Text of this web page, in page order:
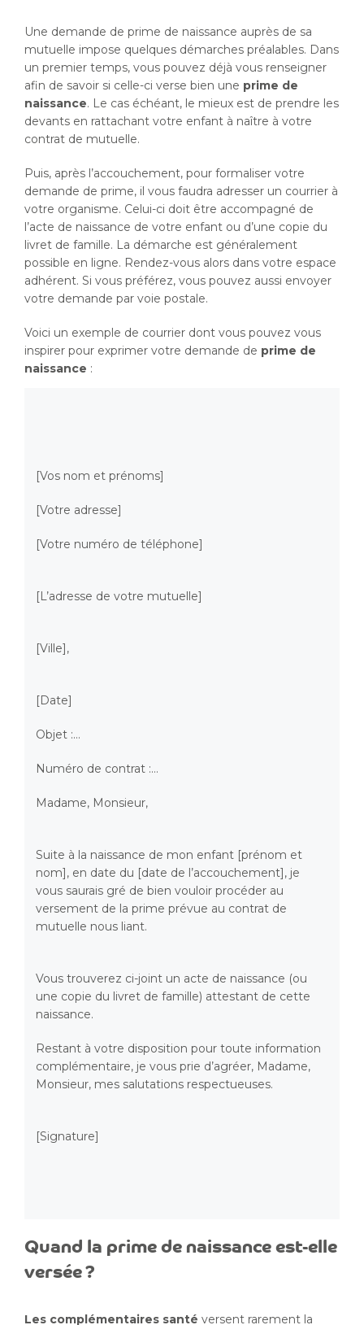
Une demande de prime de naissance auprès de sa
mutuelle impose quelques démarches préalables. Dans
un premier temps, vous pouvez déjà vous renseigner
afin de savoir si celle-ci verse bien une prime de
naissance. Le cas échéant, le mieux est de prendre les
devants en rattachant votre enfant à naître à votre
contrat de mutuelle.
Puis, après l’accouchement, pour formaliser votre
demande de prime, il vous faudra adresser un courrier à
votre organisme. Celui-ci doit être accompagné de
l’acte de naissance de votre enfant ou d’une copie du
livret de famille. La démarche est généralement
possible en ligne. Rendez-vous alors dans votre espace
adhérent. Si vous préférez, vous pouvez aussi envoyer
votre demande par voie postale.
Voici un exemple de courrier dont vous pouvez vous
inspirer pour exprimer votre demande de prime de
naissance :
[Vos nom et prénoms]
[Votre adresse]
[Votre numéro de téléphone]
[L’adresse de votre mutuelle]
[Ville],
[Date]
Objet :…
Numéro de contrat :…
Madame, Monsieur,
Suite à la naissance de mon enfant [prénom et
nom], en date du [date de l’accouchement], je
vous saurais gré de bien vouloir procéder au
versement de la prime prévue au contrat de
mutuelle nous liant.
Vous trouverez ci-joint un acte de naissance (ou
une copie du livret de famille) attestant de cette
naissance.
Restant à votre disposition pour toute information
complémentaire, je vous prie d’agréer, Madame,
Monsieur, mes salutations respectueuses.
[Signature]
Quand la prime de naissance est-elle
versée ?
Les complémentaires santé versent rarement la